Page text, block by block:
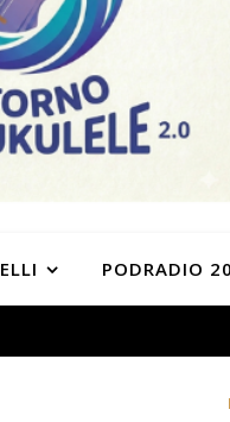
PODRADIO